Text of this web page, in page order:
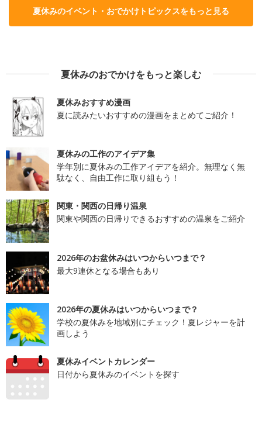
夏休みのイベント・おでかけトピックスをもっと見る
夏休みのおでかけをもっと楽しむ
夏休みおすすめ漫画
夏に読みたいおすすめの漫画をまとめてご紹介！
夏休みの工作のアイデア集
学年別に夏休みの工作アイデアを紹介。無理なく無
駄なく、自由工作に取り組もう！
関東・関西の日帰り温泉
関東や関西の日帰りできるおすすめの温泉をご紹介
2026年のお盆休みはいつからいつまで？
最大9連休となる場合もあり
2026年の夏休みはいつからいつまで？
学校の夏休みを地域別にチェック！夏レジャーを計
画しよう
夏休みイベントカレンダー
日付から夏休みのイベントを探す